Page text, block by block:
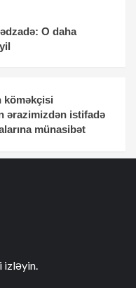
O daha
köməkçisi
ərazimizdən istifadə
münasibət
izləyin.